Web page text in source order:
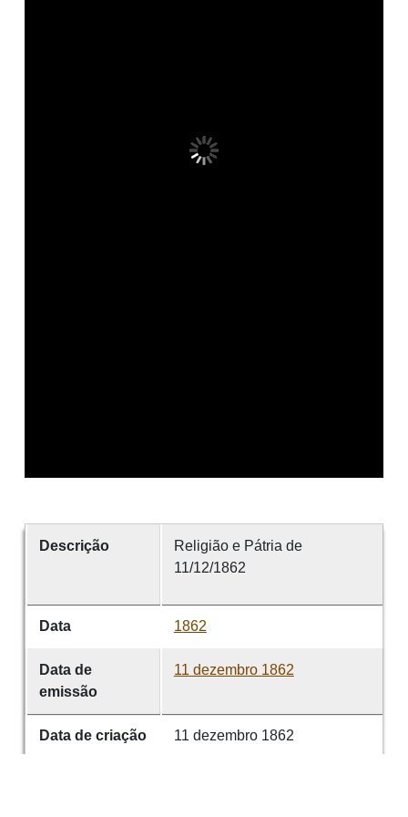
Descrição
Religião e Pátria de
11/12/1862
Data 1862
Data de
emissão
11 dezembro 1862
Data de criação 11 dezembro 1862